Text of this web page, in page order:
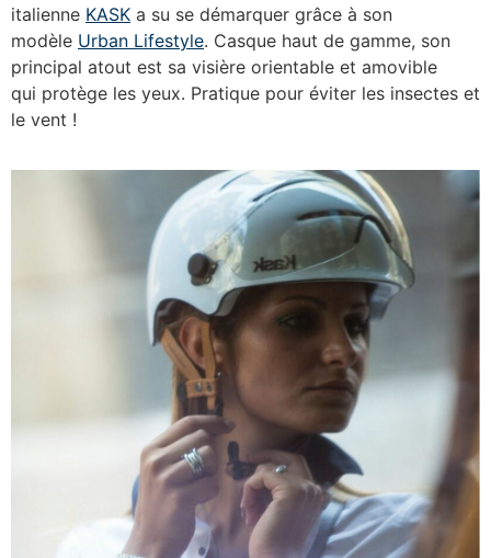
italienne KASK a su se démarquer grâce à son
modèle Urban Lifestyle. Casque haut de gamme, son
principal atout est sa visière orientable et amovible
qui protège les yeux. Pratique pour éviter les insectes et
le vent !